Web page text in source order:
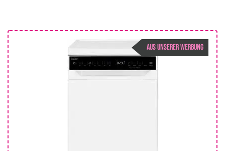
AUS UNSERER WERBUNG